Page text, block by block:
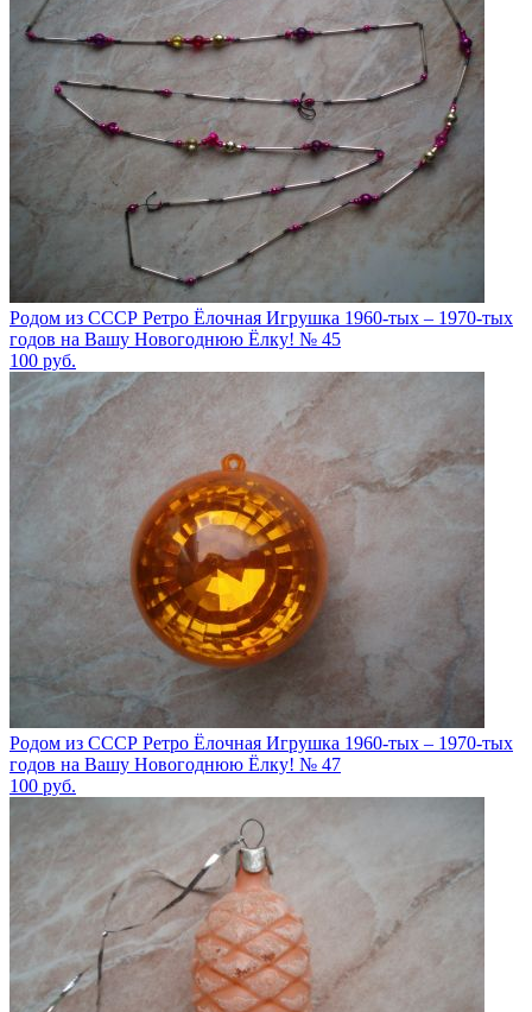
Родом из СССР Ретро Ёлочная Игрушка 1960-тых – 1970-тых
годов на Вашу Новогоднюю Ёлку! № 45
100 руб.
Родом из СССР Ретро Ёлочная Игрушка 1960-тых – 1970-тых
годов на Вашу Новогоднюю Ёлку! № 47
100 руб.